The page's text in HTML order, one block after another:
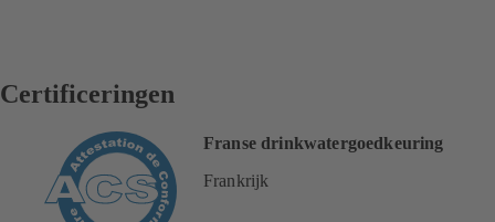
Certificeringen
Franse drinkwatergoedkeuring
Frankrijk